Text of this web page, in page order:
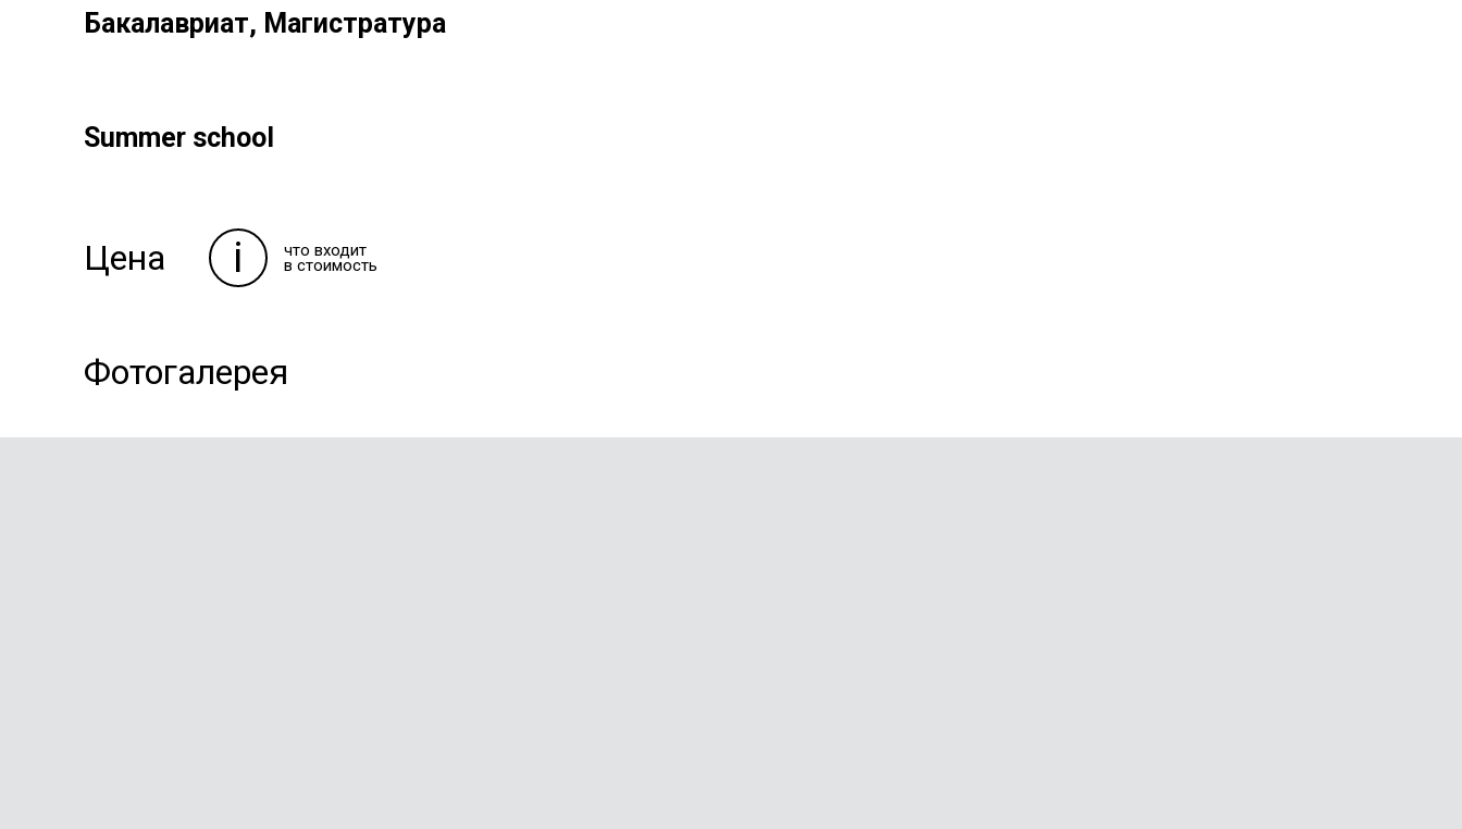
Бакалавриат, Магистратура
Summer school
Цена i что входит
в стоимость
Фотогалерея